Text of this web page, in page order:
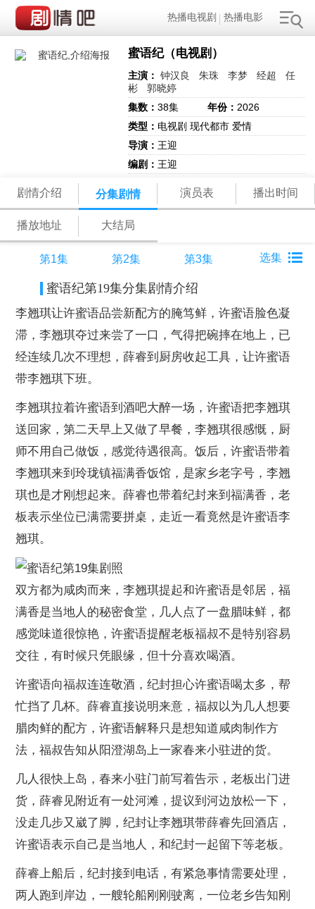
热播电视剧 热播电影
蜜语纪（电视剧）
主演： 钟汉良 朱珠 李梦 经超
任
彬
郭晓婷
集数：38集 年份： 2026
类型： 电视剧 现代都市 爱情
导演： 王迎
编剧： 王迎
剧情介绍 分集剧情 演员表 播出时间
播放地址 大结局
第1集 第2集 第3集
蜜语纪第19集分集剧情介绍
李翘琪让许蜜语品尝新配方的腌笃鲜，许蜜语脸色凝
滞，李翘琪夺过来尝了一口，气得把碗摔在地上，已
经连续几次不理想，薛睿到厨房收起工具，让许蜜语
带李翘琪下班。
李翘琪拉着许蜜语到酒吧大醉一场，许蜜语把李翘琪
送回家，第二天早上又做了早餐，李翘琪很感慨，厨
师不用自己做饭，感觉待遇很高。饭后，许蜜语带着
李翘琪来到玲珑镇福满香饭馆，是家乡老字号，李翘
琪也是才刚想起来。薛睿也带着纪封来到福满香，老
板表示坐位已满需要拼桌，走近一看竟然是许蜜语李
翘琪。
双方都为咸肉而来，李翘琪提起和许蜜语是邻居，福
满香是当地人的秘密食堂，几人点了一盘腊味鲜，都
感觉味道很惊艳，许蜜语提醒老板福叔不是特别容易
交往，有时候只凭眼缘，但十分喜欢喝酒。
许蜜语向福叔连连敬酒，纪封担心许蜜语喝太多，帮
忙挡了几杯。薛睿直接说明来意，福叔以为几人想要
腊肉鲜的配方，许蜜语解释只是想知道咸肉制作方
法，福叔告知从阳澄湖岛上一家春来小驻进的货。
几人很快上岛，春来小驻门前写着告示，老板出门进
货，薛睿见附近有一处河滩，提议到河边放松一下，
没走几步又崴了脚，纪封让李翘琪带薛睿先回酒店，
许蜜语表示自己是当地人，和纪封一起留下等老板。
薛睿上船后，纪封接到电话，有紧急事情需要处理，
两人跑到岸边，一艘轮船刚刚驶离，一位老乡告知刚